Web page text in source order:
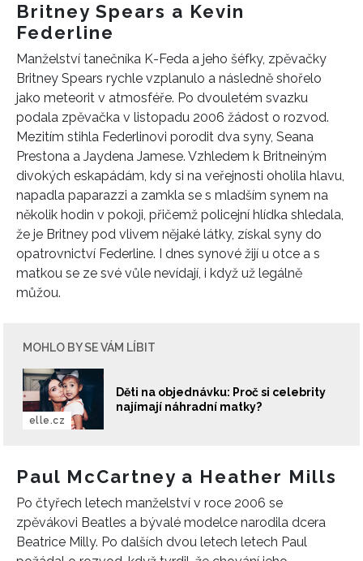
Britney Spears a Kevin
Federline
Manželství tanečníka K-Feda a jeho šéfky, zpěvačky
Britney Spears rychle vzplanulo a následně shořelo
jako meteorit v atmosféře. Po dvouletém svazku
podala zpěvačka v listopadu 2006 žádost o rozvod.
Mezitím stihla Federlinovi porodit dva syny, Seana
Prestona a Jaydena Jamese. Vzhledem k Britneiným
divokých eskapádám, kdy si na veřejnosti oholila hlavu,
napadla paparazzi a zamkla se s mladším synem na
několik hodin v pokoji, přičemž policejní hlídka shledala,
že je Britney pod vlivem nějaké látky, získal syny do
opatrovnictví Federline. I dnes synové žijí u otce a s
matkou se ze své vůle nevídají, i když už legálně
můžou.
MOHLO BY SE VÁM LÍBIT
Děti na objednávku: Proč si celebrity
najímají náhradní matky?
elle.cz
Paul McCartney a Heather Mills
Po čtyřech letech manželství v roce 2006 se
zpěvákovi Beatles a bývalé modelce narodila dcera
Beatrice Milly. Po dalších dvou letech letech Paul